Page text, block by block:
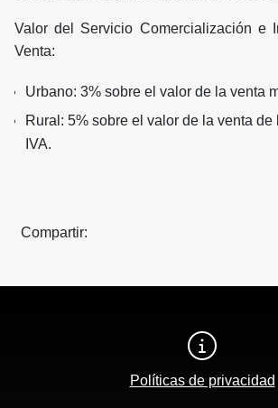
Valor del Servicio Comercialización e
Venta:
Urbano: 3% sobre el valor de la venta
Rural: 5% sobre el valor de la venta de
IVA.
Compartir:
Políticas de privacidad